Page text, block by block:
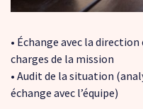
• Échange avec la
charges de la mission
• Audit de la situation
échange avec l’équipe)